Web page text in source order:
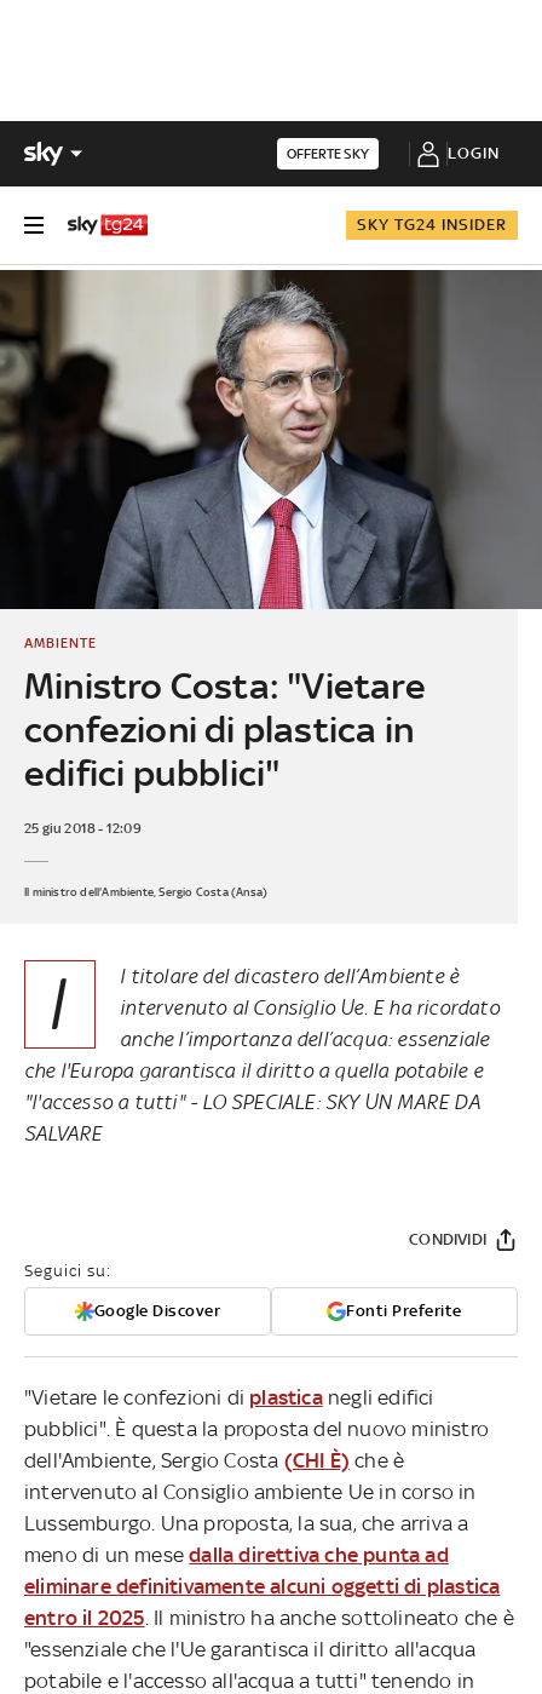
OFFERTE SKY LOGIN
SKY TG24 INSIDER
Ministro Costa: "Vietare
confezioni di plastica in
edifici pubblici"
AMBIENTE
25 giu 2018 - 12:09
Il ministro dell'Ambiente, Sergio Costa (Ansa)
I
l titolare del dicastero dell’Ambiente è
intervenuto al Consiglio Ue. E ha ricordato
anche l’importanza dell’acqua: essenziale
che l'Europa garantisca il diritto a quella potabile e
"l'accesso a tutti" - LO SPECIALE: SKY UN MARE DA
SALVARE
Seguici su:
Google Discover Fonti Preferite
CONDIVIDI
"Vietare le confezioni di plasticanegli edifici
pubblici". È questa la proposta del nuovo ministro
dell'Ambiente, Sergio Costa (CHI È) che è
intervenuto al Consiglio ambiente Ue in corso in
Lussemburgo. Una proposta, la sua, che arriva a
meno di un mesedalla direttiva che punta ad
eliminare definitivamente alcuni oggetti di plastica
entro il 2025 . Il ministro ha anche sottolineato che è
"essenziale che l'Ue garantisca il diritto all'acqua
potabile e l'accesso all'acqua a tutti" tenendo in